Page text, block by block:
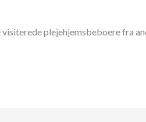
plejehjemsbeboere fra